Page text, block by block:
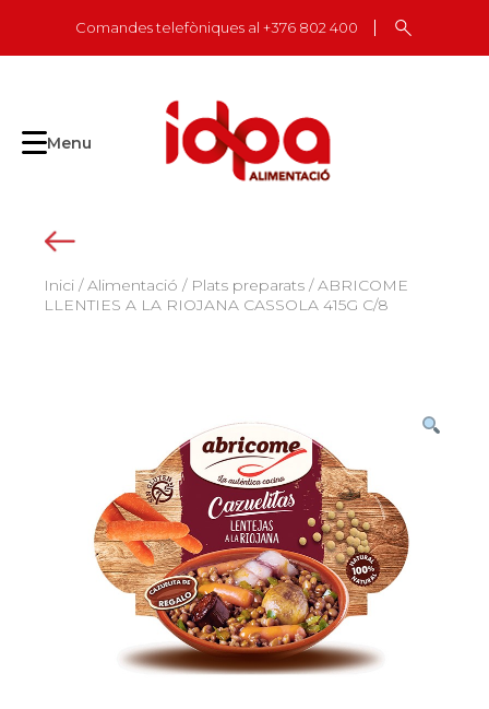
content
Comandes telefòniques al +376 802 400
Menu
Inici /Alimentació / Plats preparats / ABRICOME
LLENTIES A LA RIOJANA CASSOLA 415G C/8